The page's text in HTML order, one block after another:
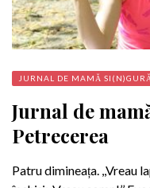
JURNAL DE MAMĂ SI(N)GURĂ
Jurnal de
Petrecerea
Patru dimineața. ,,Vreau